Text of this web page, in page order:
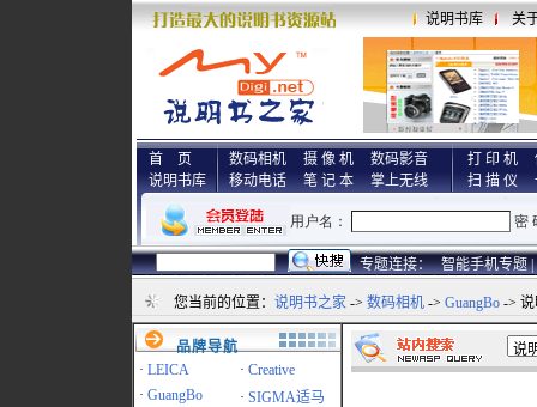
说明书库 关
首 页
说明书库
数码相机 摄 像 机
数码影音
移动电话
笔 记 本 掌上无线
打 印 机
扫 描 仪
专题连接： 智能手机专题 |
您当前的位置： 说明书之家 -> 数码相机 -> GuangBo ->
品牌导航
· LEICA · Creative
· GuangBo · SIGMA适马